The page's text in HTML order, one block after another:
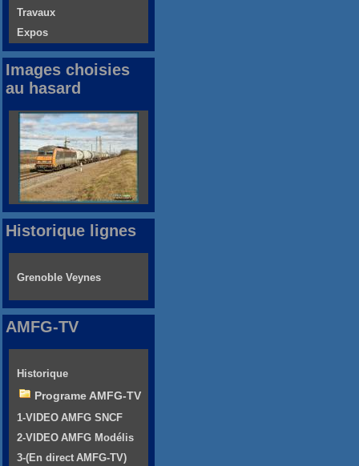
Travaux
Expos
Images choisies
au hasard
Historique lignes
Grenoble Veynes
AMFG-TV
Historique
Programe AMFG-TV
1-VIDEO AMFG SNCF
2-VIDEO AMFG Modélis
3-(En direct AMFG-TV)